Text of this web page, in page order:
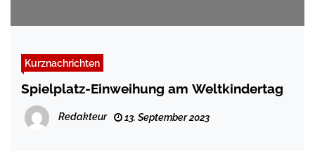
Kurznachrichten
Spielplatz-Einweihung am Weltkindertag
Redakteur 13. September 2023